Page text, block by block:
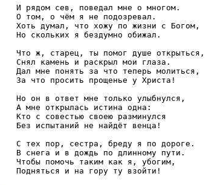
И рядом сев, поведал мне о многом.
О том, о чём я не подозревал.
Хоть думал, что хожу по жизни с Богом,
Но скольких я бездумно обижал.
Что ж, старец, ты помог душе открыться,
Снял камень и раскрыл мои глаза.
Дал мне понять за что теперь молиться,
За что просить прощенье у Христа!
Но он в ответ мне только улыбнулся,
А мне открылась истина одна:
Кто с совестью своею разминулся
Без испытаний не найдёт венца!
С тех пор, сестра, бреду я по дороге.
В снега и в дождь по длинному пути.
Чтобы помочь таким как я, убогим,